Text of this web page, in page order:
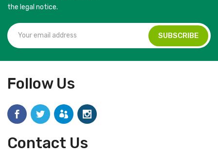
the legal notice.
Follow Us
Contact Us